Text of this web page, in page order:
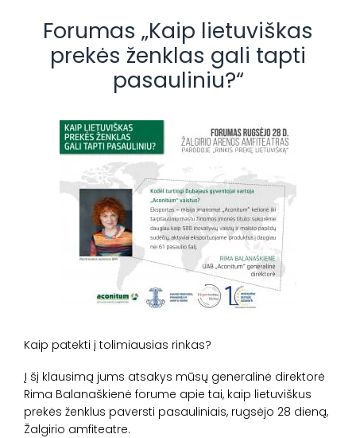
Forumas „Kaip lietuviškas
prekės ženklas gali tapti
pasauliniu?“
Kaip patekti į tolimiausias rinkas?
Į šį klausimą jums atsakys mūsų generalinė direktorė
Rima Balanaškienė forume apie tai, kaip lietuviškus
prekės ženklus paversti pasauliniais, rugsėjo 28 dieną,
Žalgirio amfiteatre.